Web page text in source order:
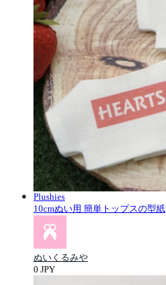
Plushies
10cmぬい用 簡単トップスの型紙
ぬいくるみや
0 JPY